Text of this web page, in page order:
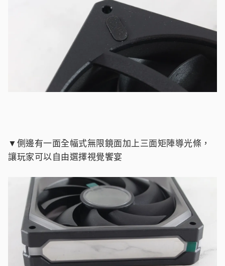
▼側邊有一面全幅式無限鏡面加上三面矩陣導光條，
讓玩家可以自由選擇視覺饗宴